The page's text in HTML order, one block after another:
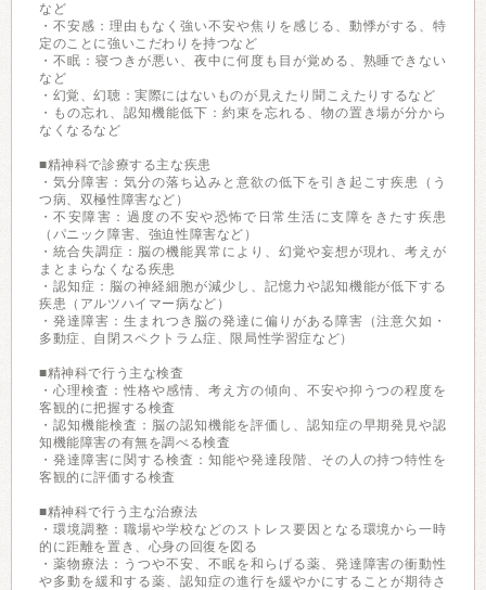
など
・不安感：理由もなく強い不安や焦りを感じる、動悸がする、特
定のことに強いこだわりを持つなど
・不眠：寝つきが悪い、夜中に何度も目が覚める、熟睡できない
など
・幻覚、幻聴：実際にはないものが見えたり聞こえたりするなど
・もの忘れ、認知機能低下：約束を忘れる、物の置き場が分から
なくなるなど
■精神科で診療する主な疾患
・気分障害：気分の落ち込みと意欲の低下を引き起こす疾患（う
つ病、双極性障害など）
・不安障害：過度の不安や恐怖で日常生活に支障をきたす疾患
（パニック障害、強迫性障害など）
・統合失調症：脳の機能異常により、幻覚や妄想が現れ、考えが
まとまらなくなる疾患
・認知症：脳の神経細胞が減少し、記憶力や認知機能が低下する
疾患（アルツハイマー病など）
・発達障害：生まれつき脳の発達に偏りがある障害（注意欠如・
多動症、自閉スペクトラム症、限局性学習症など）
■精神科で行う主な検査
・心理検査：性格や感情、考え方の傾向、不安や抑うつの程度を
客観的に把握する検査
・認知機能検査：脳の認知機能を評価し、認知症の早期発見や認
知機能障害の有無を調べる検査
・発達障害に関する検査：知能や発達段階、その人の持つ特性を
客観的に評価する検査
■精神科で行う主な治療法
・環境調整：職場や学校などのストレス要因となる環境から一時
的に距離を置き、心身の回復を図る
・薬物療法：うつや不安、不眠を和らげる薬、発達障害の衝動性
や多動を緩和する薬、認知症の進行を緩やかにすることが期待さ